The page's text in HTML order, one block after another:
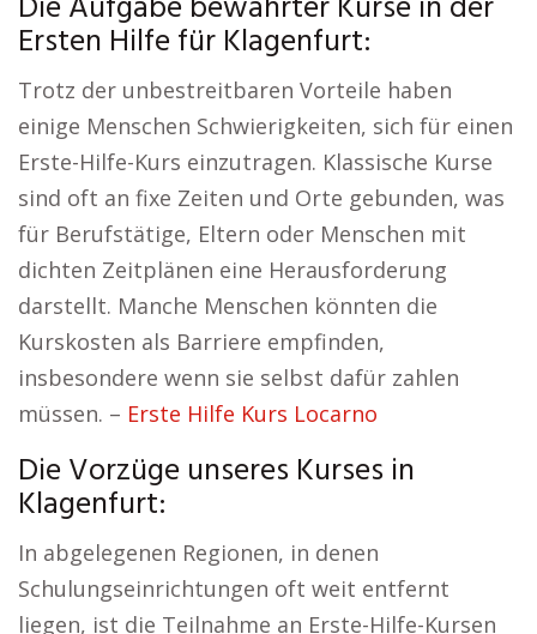
Ersten Hilfe für Klagenfurt:
Trotz der unbestreitbaren Vorteile haben
einige Menschen Schwierigkeiten, sich für einen
Erste-Hilfe-Kurs einzutragen. Klassische Kurse
sind oft an fixe Zeiten und Orte gebunden, was
für Berufstätige, Eltern oder Menschen mit
dichten Zeitplänen eine Herausforderung
darstellt. Manche Menschen könnten die
Kurskosten als Barriere empfinden,
insbesondere wenn sie selbst dafür zahlen
müssen. – Erste Hilfe Kurs Locarno
Die Vorzüge unseres Kurses in
Klagenfurt:
In abgelegenen Regionen, in denen
Schulungseinrichtungen oft weit entfernt
liegen, ist die Teilnahme an Erste-Hilfe-Kursen